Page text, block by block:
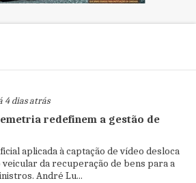
4 dias atrás
redefinem a gestão de
aplicada à captação de vídeo desloca
da recuperação de bens para a
André Lu...